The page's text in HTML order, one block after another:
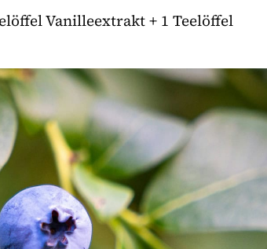
Vanilleextrakt + 1 Teelöffel